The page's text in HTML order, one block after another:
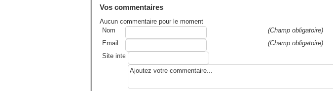
Vos commentaires
Aucun commentaire pour le moment
Nom
(Champ obligatoire)
Email
(Champ obligatoire)
Site internet ou blog